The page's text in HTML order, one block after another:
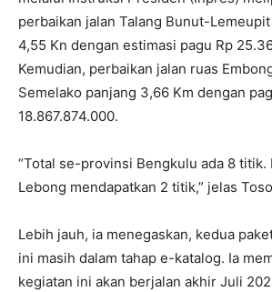
perbaikan jalan Talang Bunut-
4,55 Kn dengan estimasi pagu Rp
Kemudian, perbaikan jalan ruas
Semelako panjang 3,66 Km dengan
18.867.874.000.
“Total se-provinsi Bengkulu ada 8 titik.
Lebong mendapatkan 2 titik,” jelas
Lebih jauh, ia menegaskan, kedua
ini masih dalam tahap e-katalog. Ia
kegiatan ini akan berjalan akhir Juli